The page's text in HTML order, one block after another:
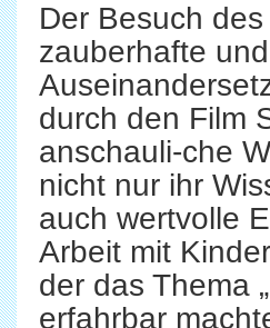
Der Besuch
zauberhafte
durch den Film
anschauli-che
nicht nur ihr
auch wertvolle
Arbeit mit
der das Thema
erfahrbar